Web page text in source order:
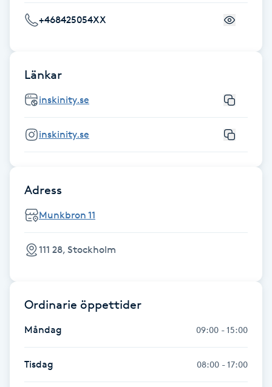
Hyaluronsyra
Hyperhidros
Hårbottenbehandling
Hårförlängning
Hårvård
Hälsa
+468425054XX
Länkar
inskinity.se
inskinity.se
Adress
Munkbron 11
111 28, Stockholm
Ordinarie öppettider
Måndag 09:00 - 15:00
Tisdag 08:00 - 17:00